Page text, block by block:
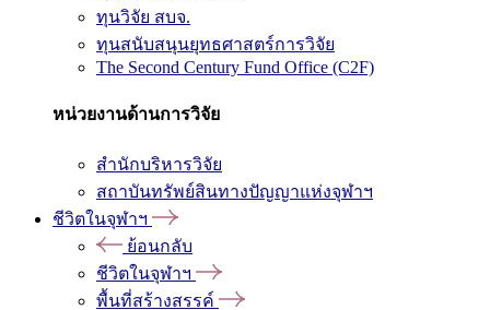
ทุนวิจัย สบจ.
ทุนสนับสนุนยุทธศาสตร์การวิจัย
The Second Century Fund Office (C2F)
หน่วยงานด้านการวิจัย
สำนักบริหารวิจัย
สถาบันทรัพย์สินทางปัญญาแห่งจุฬาฯ
ชีวิตในจุฬาฯ
ย้อนกลับ
ชีวิตในจุฬาฯ
พื้นที่สร้างสรรค์